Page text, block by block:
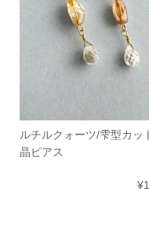
ルチルクォーツ/雫型カッ
晶ピアス